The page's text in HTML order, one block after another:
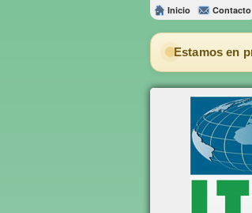
Inicio Contacto
Estamos en